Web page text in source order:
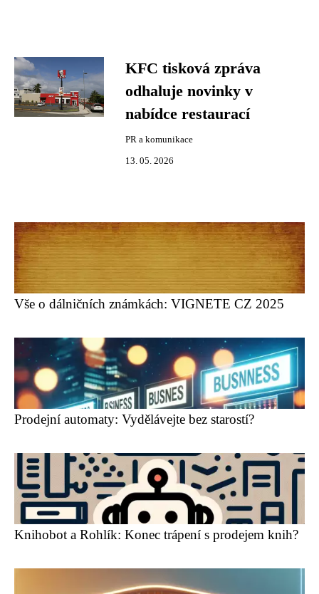
KFC tisková zpráva
odhaluje novinky v
nabídce restaurací
PR a komunikace
13. 05. 2026
Vše o dálničních známkách: VIGNETE CZ 2025
Prodejní automaty: Vydělávejte bez starostí?
Knihobot a Rohlík: Konec trápení s prodejem knih?